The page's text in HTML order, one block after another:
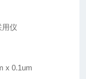
用仪
x 0.1um